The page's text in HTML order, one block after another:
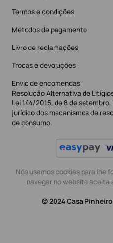
Termos e condições
Métodos de pagamento
Livro de reclamações
Trocas e devoluções
Envio de encomendas
Resolução Alternativa de
Lei 144/2015, de 8 de
jurídico dos mecanismos de
de consumo.
Nós usamos cookies para lhe
navegar no website aceita
© 2024 Casa